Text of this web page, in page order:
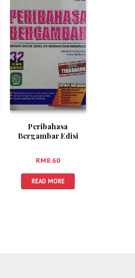
Peribahasa
Bergambar Edisi
RM8.60
READ MORE